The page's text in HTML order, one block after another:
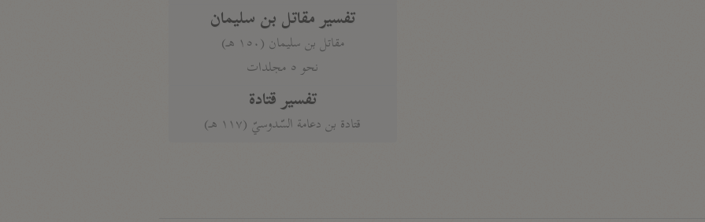
تفسير مقاتل بن سليمان
مقاتل بن سليمان (١٥٠ هـ)
نحو ٥ مجلدات
تفسير قتادة
قتادة بن دعامة السّدوسيّ (١١٧ هـ)